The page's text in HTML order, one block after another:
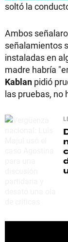
soltó la
Ambos
señalamientos
instaladas en
madre habría
Kablan pidió
las pruebas, no